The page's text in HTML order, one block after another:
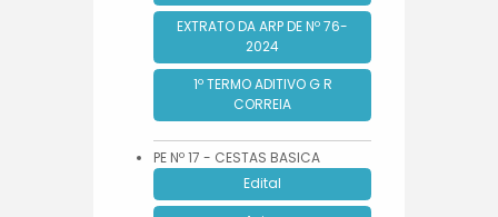
EXTRATO DA ARP DE Nº 76-
2024
1º TERMO ADITIVO G R
CORREIA
PE Nº 17 - CESTAS BASICA
Edital